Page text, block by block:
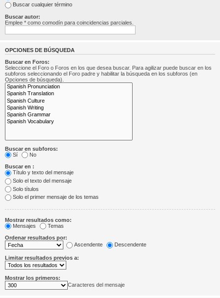
Buscar cualquier término
Buscar autor:
Emplee * como comodín para coincidencias parciales.
OPCIONES DE BÚSQUEDA
Buscar en Foros:
Seleccione el Foro o Foros en los que desea buscar. Para agilizar puede buscar en los
subforos seleccionando el Foro padre y habilitar la búsqueda en los subforos (en
Opciones de búsqueda).
Buscar en subforos:
Sí
No
Buscar en :
Título y texto del mensaje
Solo el texto del mensaje
Solo títulos
Solo el primer mensaje de los temas
Mostrar resultados como:
Mensajes
Temas
Ordenar resultados por:
Ascendente
Descendente
Limitar resultados previos a:
Mostrar los primeros:
Caracteres del mensaje